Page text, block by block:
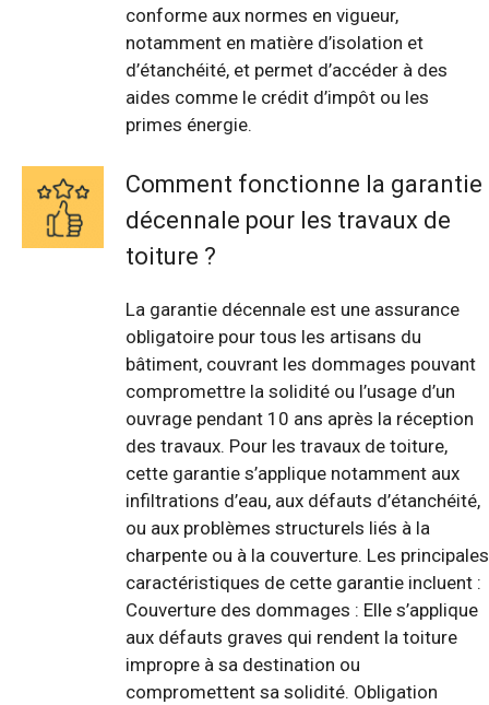
conforme aux normes en vigueur,
notamment en matière d’isolation et
d’étanchéité, et permet d’accéder à des
aides comme le crédit d’impôt ou les
primes énergie.
Comment fonctionne la garantie
décennale pour les travaux de
toiture ?
La garantie décennale est une assurance
obligatoire pour tous les artisans du
bâtiment, couvrant les dommages pouvant
compromettre la solidité ou l’usage d’un
ouvrage pendant 10 ans après la réception
des travaux. Pour les travaux de toiture,
cette garantie s’applique notamment aux
infiltrations d’eau, aux défauts d’étanchéité,
ou aux problèmes structurels liés à la
charpente ou à la couverture. Les principales
caractéristiques de cette garantie incluent :
Couverture des dommages : Elle s’applique
aux défauts graves qui rendent la toiture
impropre à sa destination ou
compromettent sa solidité. Obligation